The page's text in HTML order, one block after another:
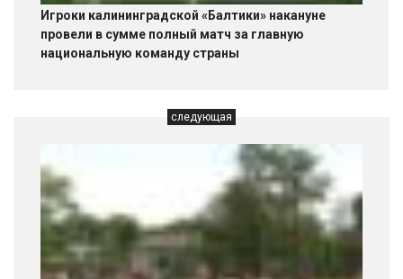
Игроки калининградской «Балтики» накануне
провели в сумме полный матч за главную
национальную команду страны
следующая